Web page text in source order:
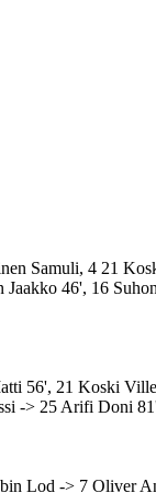
Samuli, 4 21
46', 16
56', 21 Koski
-> 25 Arifi Doni
Lod -> 7 Oliver